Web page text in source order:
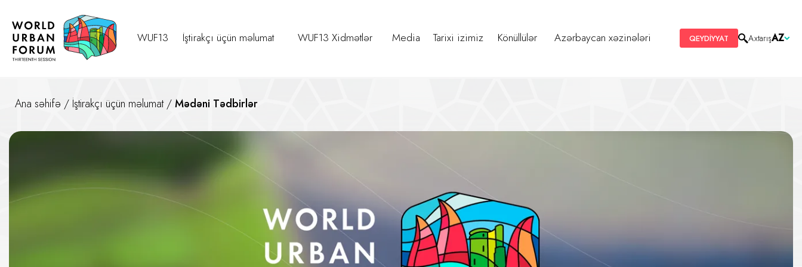
WUF13 İştirakçı üçün məlumat WUF13 Xidmətlər Media Tarixi izimiz Könüllülər Azərbaycan xəzinələri QEYDİYYAT AxtarışAZ
Ana səhifə / İştirakçı üçün məlumat/Mədəni Tədbirlər